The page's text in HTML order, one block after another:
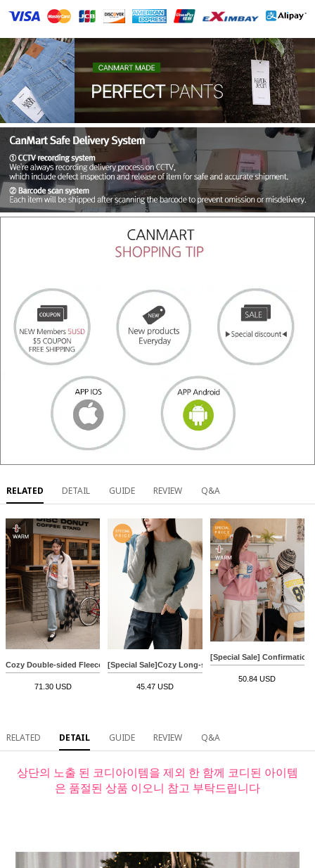
RELATED DETAIL GUIDE REVIEW Q&A
Cozy Double-sided Fleece lined Jogger Pants
71.30 USD
[Special Sale]Cozy Long-sleeve T-shirt
45.47 USD
[Special Sale]
50.84 USD
RELATED DETAIL GUIDE REVIEW Q&A
상단의 노출 된 코디아이템을 제외 한 함께 코디된 아이템
은 품절된 상품 이오니 참고 부탁드립니다